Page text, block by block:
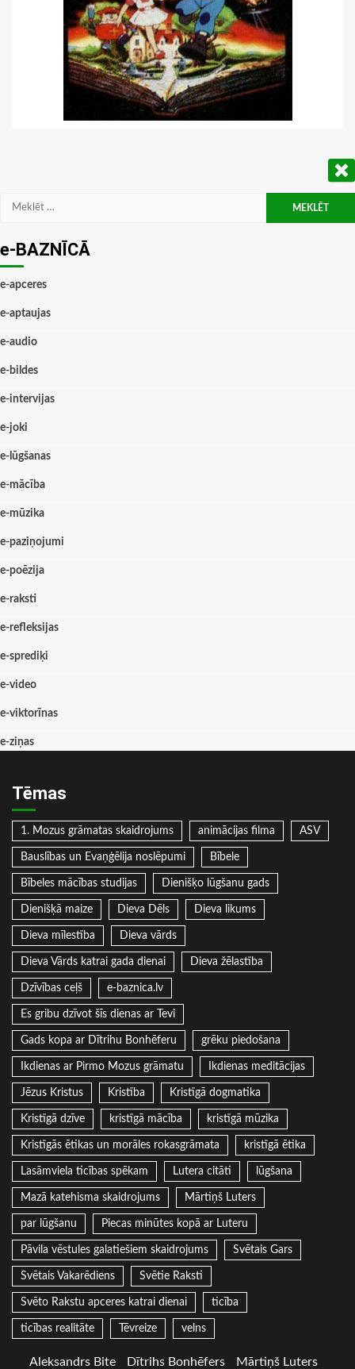
Meklēt:
e-BAZNĪCĀ
e-apceres
e-aptaujas
e-audio
e-bildes
e-intervijas
e-joki
e-lūgšanas
e-mācība
e-mūzika
e-paziņojumi
e-poēzija
e-raksti
e-refleksijas
e-sprediķi
e-video
e-viktorīnas
e-ziņas
Tēmas
1. Mozus grāmatas skaidrojums animācijas filma ASV
Bauslības un Evaņģēlija noslēpumi Bībele
Bībeles mācības studijas Dienišķo lūgšanu gads
Dienišķā maize Dieva Dēls Dieva likums
Dieva mīlestība Dieva vārds
Dieva Vārds katrai gada dienai Dieva žēlastība
Dzīvības ceļš e-baznica.lv
Es gribu dzīvot šīs dienas ar Tevi
Gads kopa ar Dītrihu Bonhēferu grēku piedošana
Ikdienas ar Pirmo Mozus grāmatu Ikdienas meditācijas
Jēzus Kristus Kristība Kristīgā dogmatika
Kristīgā dzīve kristīgā mācība kristīgā mūzika
Kristīgās ētikas un morāles rokasgrāmata kristīgā ētika
Lasāmviela ticības spēkam Lutera citāti lūgšana
Mazā katehisma skaidrojums Mārtiņš Luters
par lūgšanu Piecas minūtes kopā ar Luteru
Pāvila vēstules galatiešiem skaidrojums Svētais Gars
Svētais Vakarēdiens Svētie Raksti
Svēto Rakstu apceres katrai dienai ticība
ticības realitāte Tēvreize velns
Aleksandrs Bite Dītrihs Bonhēfers Mārtiņš Luters